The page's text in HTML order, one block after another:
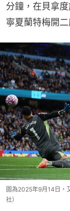
分鐘，在貝拿
寧夏蘭特梅開
圖為2025年9月14日，
社）